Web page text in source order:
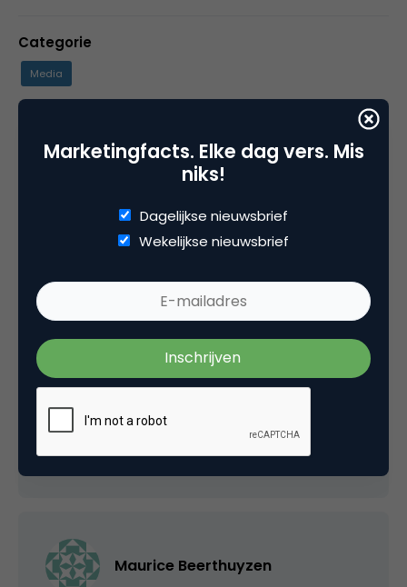
Categorie
Media
facebook advertising, facebook marketing
10 Reacties
Matthijs Platvoet
28 april 2014 om 11:54
Maurice Beerthuyzen
Marketingfacts. Elke dag vers. Mis
niks!
Dagelijkse nieuwsbrief
Wekelijkse nieuwsbrief